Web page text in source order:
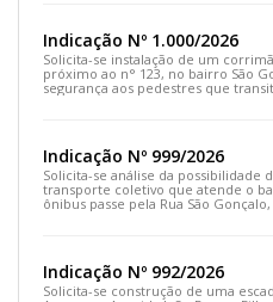
Indicação Nº 1.000/2026
Solicita-se instalação de um
próximo ao n° 123, no bairro São
segurança aos pedestres que
Indicação Nº 999/2026
Solicita-se análise da possibilidade
transporte coletivo que atende o
ônibus passe pela Rua São
Indicação Nº 992/2026
Solicita-se construção de uma